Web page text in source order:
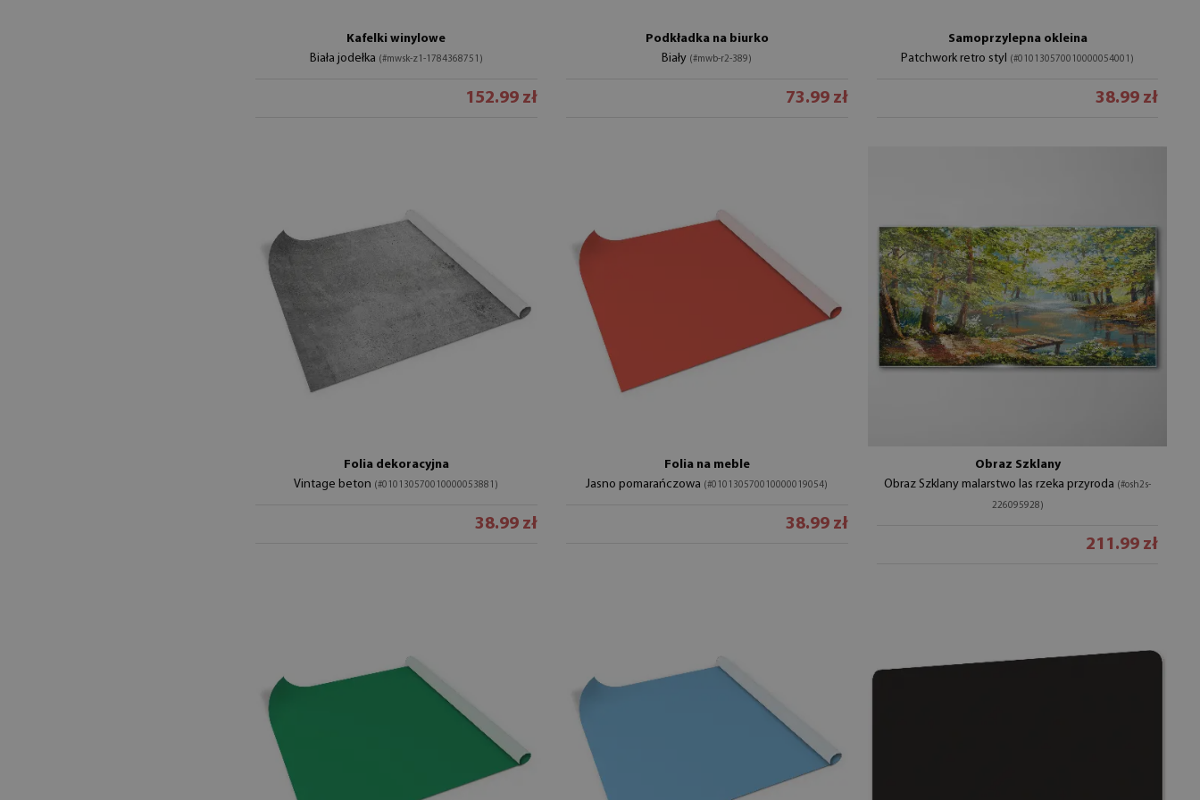
Kafelki winylowe
Biała jodełka (#mwsk-z1-1784368751)
152.99 zł
Podkładka na biurko
Biały (#mwb-r2-389)
73.99 zł
Samoprzylepna okleina
Patchwork retro styl (#010130570010000054001)
38.99 zł
Folia dekoracyjna
Vintage beton (#010130570010000053881)
38.99 zł
Folia na meble
Jasno pomarańczowa (#010130570010000019054)
38.99 zł
Obraz Szklany
Obraz Szklany malarstwo las rzeka przyroda (#osh2s-
226095928)
211.99 zł